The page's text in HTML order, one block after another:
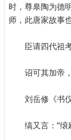
时，尊皋陶为德
师，此唐家故事也
臣请四代祖
诏可其加帝
刘岳修《书
缟又言：“缞